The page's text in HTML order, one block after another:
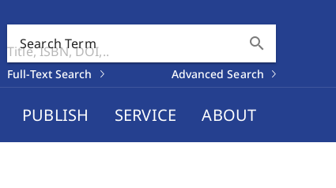
Search Term search
Full-Text Search Advanced Search
PUBLISH SERVICE ABOUT